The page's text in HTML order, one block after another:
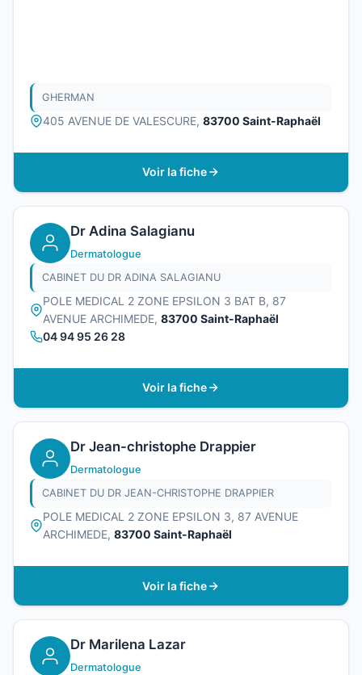
GHERMAN
405 AVENUE DE VALESCURE, 83700 Saint-Raphaël
Voir la fiche
Dr Adina Salagianu
Dermatologue
CABINET DU DR ADINA SALAGIANU
POLE MEDICAL 2 ZONE EPSILON 3 BAT B, 87
AVENUE ARCHIMEDE, 83700 Saint-Raphaël
04 94 95 26 28
Voir la fiche
Dr Jean-christophe Drappier
Dermatologue
CABINET DU DR JEAN-CHRISTOPHE DRAPPIER
POLE MEDICAL 2 ZONE EPSILON 3, 87 AVENUE
ARCHIMEDE, 83700 Saint-Raphaël
Voir la fiche
Dr Marilena Lazar
Dermatologue